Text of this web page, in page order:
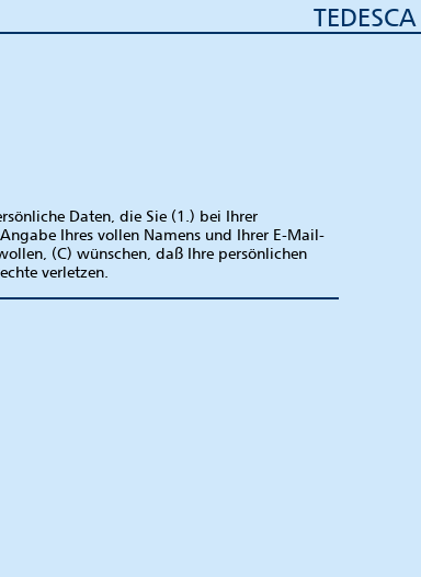
TEDESCA
Daten, die Sie (1.) bei Ihrer
Ihres vollen Namens und Ihrer E-Mail-
(C) wünschen, daß Ihre persönlichen
verletzen.